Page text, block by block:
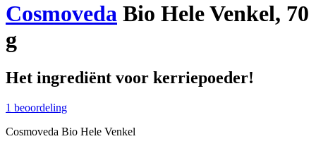
Cosmoveda Bio Hele Venkel, 70
g
Het ingrediënt voor kerriepoeder!
1 beoordeling
Cosmoveda Bio Hele Venkel